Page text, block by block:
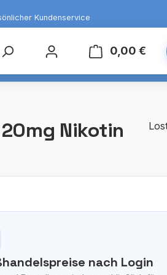
Kundenservice
0,00 €
20mg Nikotin
nach Login